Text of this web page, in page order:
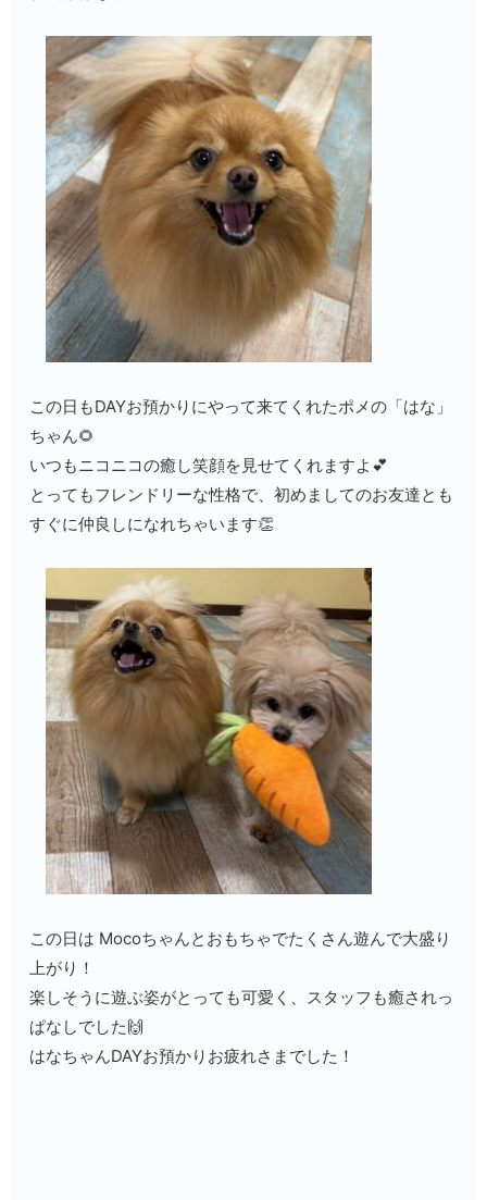
この日もDAYお預かりにやって来てくれたポメの「はな」
ちゃん🌻
いつもニコニコの癒し笑顔を見せてくれますよ💕
とってもフレンドリーな性格で、初めましてのお友達とも
すぐに仲良しになれちゃいます👏
この日は Mocoちゃんとおもちゃでたくさん遊んで大盛り
上がり！
楽しそうに遊ぶ姿がとっても可愛く、スタッフも癒されっ
ぱなしでした🙌
はなちゃんDAYお預かりお疲れさまでした！